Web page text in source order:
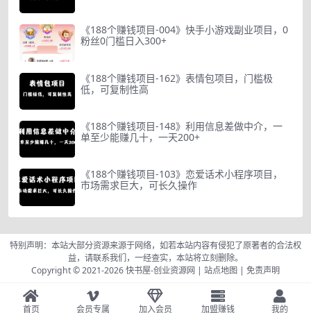
《188个赚钱项目-004》快手小游戏副业项目，0
粉丝0门槛日入300+
《188个赚钱项目-162》表情包项目，门槛极
低，可复制性高
《188个赚钱项目-148》利用信息差做中介，一
单至少能赚几十，一天200+
《188个赚钱项目-103》恋爱话术小程序项目，
市场需求巨大，可长久操作
特别声明：本站大部分资源来源于网络，如若本站内容有侵犯了原著者的合法权
益，请联系我们，一经查实，本站将立刻删除。
Copyright © 2021-2026快书屋-创业资源网 | 站点地图 | 免责声明
首页 会员专属 加入会员 加盟赚钱 我的